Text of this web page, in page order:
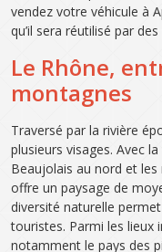
vendez votre véhicule à
qu’il sera réutilisé par
Le Rhône,
montagnes
Traversé par la rivière
plusieurs visages. Avec
Beaujolais au nord et
offre un paysage de
diversité naturelle
touristes. Parmi les lieux
notamment le pays des